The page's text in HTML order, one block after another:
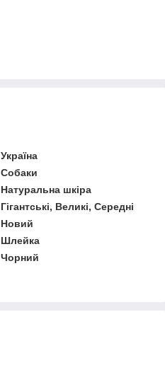
Україна
Собаки
Натуральна шкіра
Гігантські, Великі, Середні
Новий
Шлейка
Чорний